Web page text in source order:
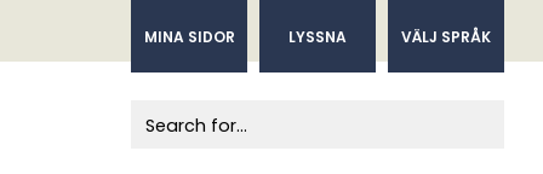
MINA SIDOR LYSSNA VÄLJ SPRÅK